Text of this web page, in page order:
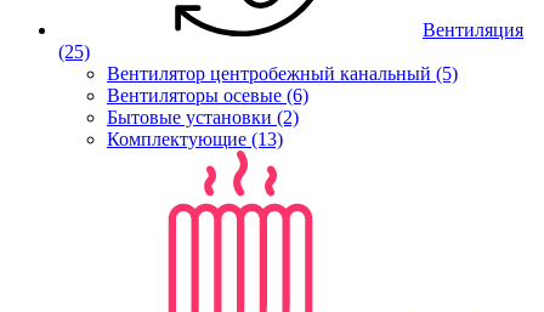
Вентиляция
(25)
Вентилятор центробежный канальный (5)
Вентиляторы осевые (6)
Бытовые установки (2)
Комплектующие (13)